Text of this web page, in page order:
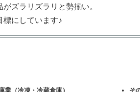
ズラリズラリと勢揃い。
にしています♪
業（冷凍・冷蔵倉庫） そ